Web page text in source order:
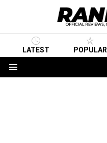
LATEST POPULAR